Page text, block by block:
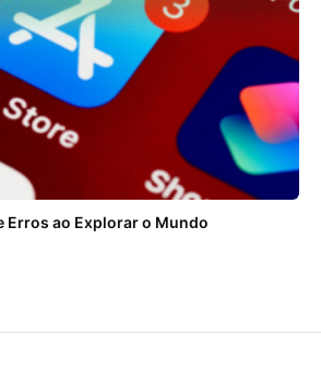
Erros ao Explorar o Mundo